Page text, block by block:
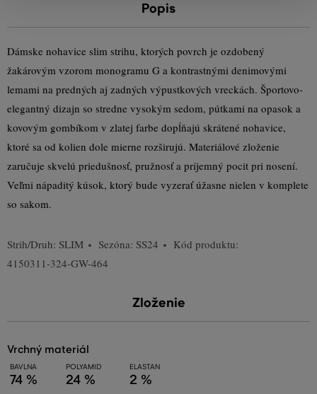
Popis
Dámske nohavice slim strihu, ktorých povrch je ozdobený
žakárovým vzorom monogramu G a kontrastnými denimovými
lemami na predných aj zadných výpustkových vreckách. Športovo-
elegantný dizajn so stredne vysokým sedom, pútkami na opasok a
kovovým gombíkom v zlatej farbe dopĺňajú skrátené nohavice,
ktoré sa od kolien dole mierne rozširujú. Materiálové zloženie
zaručuje skvelú priedušnosť, pružnosť a príjemný pocit pri nosení.
Veľmi nápaditý kúsok, ktorý bude vyzerať úžasne nielen v komplete
so sakom.
Strih/Druh: SLIM Sezóna: SS24
Kód produktu:
4150311-324-GW-464
Zloženie
vrchný materiál
BAVLNA
74 %
POLYAMID
24 %
ELASTAN
2 %